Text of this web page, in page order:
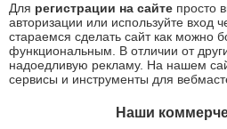
Для регистрации на сайте просто
авторизации или используйте вход
стараемся сделать сайт как можно
функциональным. В отличии от
надоедливую рекламу. На нашем
сервисы и инструменты для
Наши